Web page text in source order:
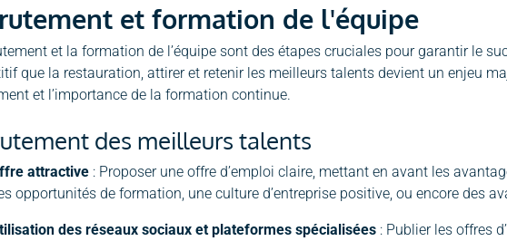
et formation de l'équipe
et la formation de l’équipe sont des étapes cruciales pour garantir le
que la restauration, attirer et retenir les meilleurs talents devient un enjeu
et l’importance de la formation continue.
des meilleurs talents
attractive : Proposer une offre d’emploi claire, mettant en avant les
opportunités de formation, une culture d’entreprise positive, ou encore des
des réseaux sociaux et plateformes spécialisées : Publier les offres